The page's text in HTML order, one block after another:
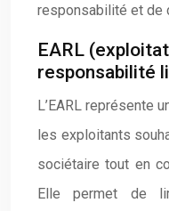
responsabilité et de
EARL
responsabilité
L’EARL représente
les exploitants
sociétaire tout en
Elle permet de